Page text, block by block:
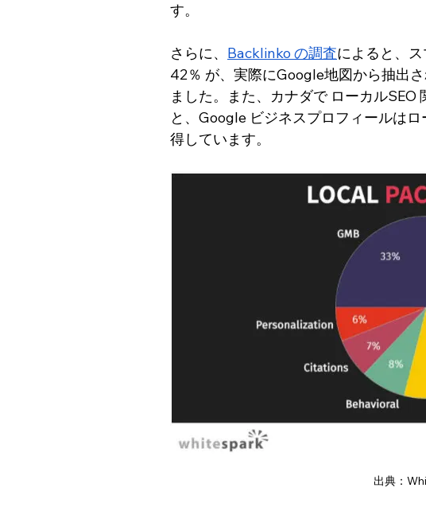
す。
さらに、 Backlinko の調査によると、
42％ が、実際にGoogle地図から抽出
ました。また、カナダで ローカルSEO
と、Google ビジネスプロフィールは
得しています。
出典：